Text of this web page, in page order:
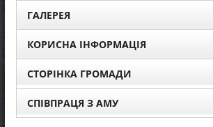
ГАЛЕРЕЯ
КОРИСНА ІНФОРМАЦІЯ
СТОРІНКА ГРОМАДИ
СПІВПРАЦЯ З АМУ